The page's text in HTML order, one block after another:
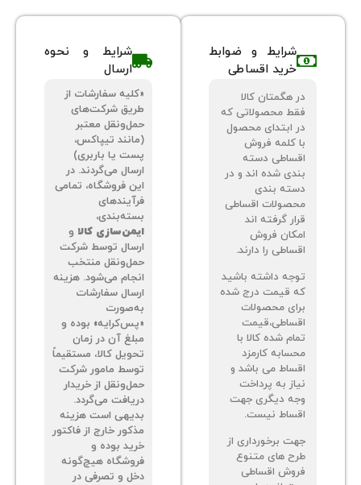
شرایط و ضوابط
خرید اقساطی
محصولاتی که
ابتدای محصول
شده اند و در
اقساطی
را دارند.
داشته باشید
قیمت درج شده
شده کالا با
می باشد و
به پرداخت
دیگری جهت
برخورداری از
های متنوع
شرایط و نحوه
«کلیه سفارشات از
طریق شرکت‌های
حمل‌ونقل معتبر
(مانند تیپاکس،
پست یا باربری)
ارسال می‌گردند. در
این فروشگاه، تمامی
ایمن‌سازی کالاو
ارسال توسط شرکت
حمل‌ونقل منتخب
انجام می‌شود. هزینه
ارسال سفارشات
«پس‌کرایه» بوده و
مبلغ آن در زمان
تحویل کالا، مستقیماً
توسط مامور شرکت
حمل‌ونقل از خریدار
دریافت می‌گردد.
بدیهی است هزینه
مذکور خارج از فاکتور
فروشگاه هیچ‌گونه
دخل و تصرفی در